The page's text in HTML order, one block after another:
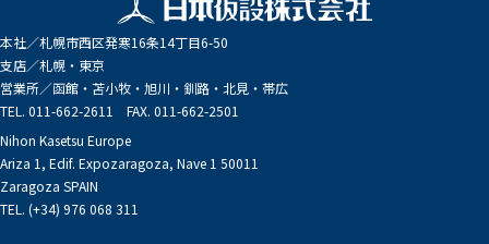
本社／札幌市西区発寒16条14丁目6-50
支店／札幌・東京
営業所／函館・苫小牧・旭川・釧路・北見・帯広
TEL. 011-662-2611 FAX. 011-662-2501
Nihon Kasetsu Europe
Ariza 1, Edif. Expozaragoza, Nave 1 50011
Zaragoza SPAIN
TEL. (+34) 976 068 311